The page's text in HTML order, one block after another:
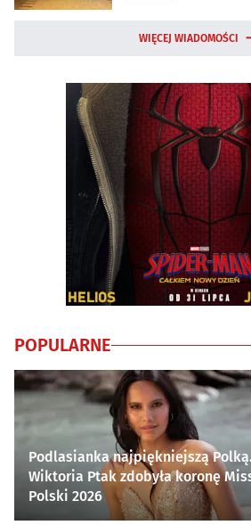
WIĘCEJ WIADOMOŚCI
POPULARNE
Podlasianka najpiękniejszą Polką.
Wiktoria Ptak zdobyła koronę
Polski 2026